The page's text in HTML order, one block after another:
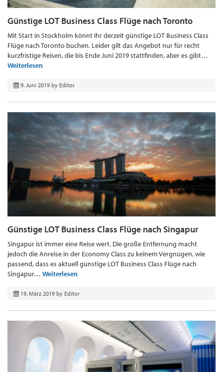
Günstige LOT Business Class Flüge nach Toronto
Mit Start in Stockholm könnt Ihr derzeit günstige LOT Business Class
Flüge nach Toronto buchen. Leider gilt das Angebot nur für recht
kurzfristige Reisen, die bis Ende Juni 2019 stattfinden, aber es gibt…
Weiterlesen
9. Juni 2019 by Editor
Günstige LOT Business Class Flüge nach Singapur
Singapur ist immer eine Reise wert. Die große Entfernung macht
jedoch die Anreise in der Economy Class zu keinem Vergnügen, wie
passend, dass es aktuell günstige LOT Business Class Flüge nach
Singapur… Weiterlesen
19. März 2019 by Editor